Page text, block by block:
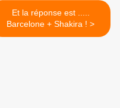
Et la réponse est .....
Barcelone + Shakira ! >